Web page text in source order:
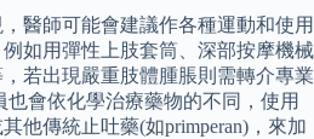
醫師可能會建議作各種運動和使用
如用彈性上肢套筒、深部按摩機械
若出現嚴重肢體腫脹則需轉介專業
會依化學治療藥物的不同，使用
他傳統止吐藥(如primperan)，來加